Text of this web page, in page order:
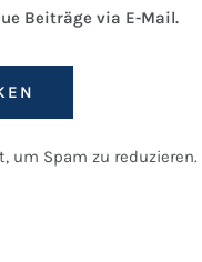
Beiträge via E-Mail.
um Spam zu reduzieren.